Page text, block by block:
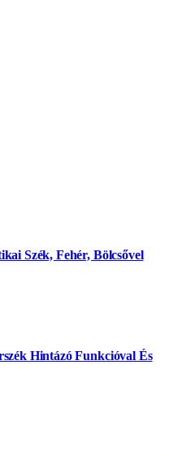
Szék, Fehér, Bölcsővel
Hintázó Funkcióval És